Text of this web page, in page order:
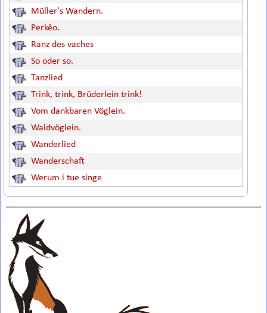
Müller's Wandern.
Perkêo.
Ranz des vaches
So oder so.
Tanzlied
Trink, trink, Brüderlein trink!
Vom dankbaren Vöglein.
Waldvöglein.
Wanderlied
Wanderschaft
Werum i tue singe